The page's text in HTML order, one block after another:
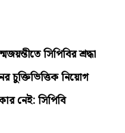
সিপিবির শ্রদ্ধা
নিয়োগ
নেই: সিপিবি